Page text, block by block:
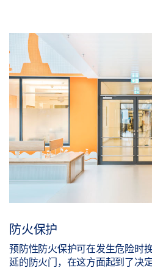
防火保护
预防性防火保护可在发生危险时
延的防火门，在这方面起到了决